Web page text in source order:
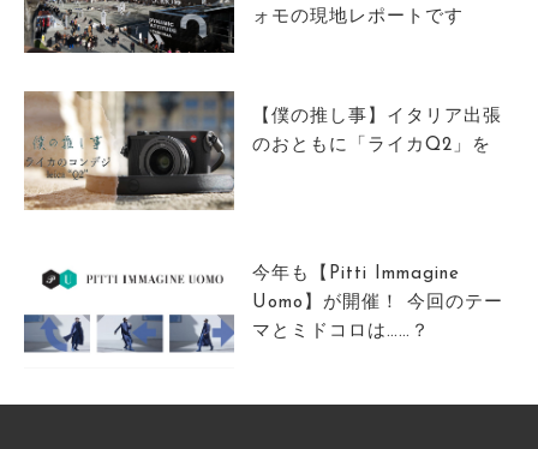
ォモの現地レポートです
【僕の推し事】イタリア出張
のおともに「ライカQ2」を
今年も【Pitti Immagine
Uomo】が開催！ 今回のテー
マとミドコロは……？